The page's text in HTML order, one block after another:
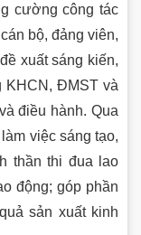
cường công tác
bộ, đảng viên,
xuất sáng kiến,
KHCN, ĐMST và
điều hành. Qua
việc sáng tạo,
thần thi đua lao
động; góp phần
sản xuất kinh